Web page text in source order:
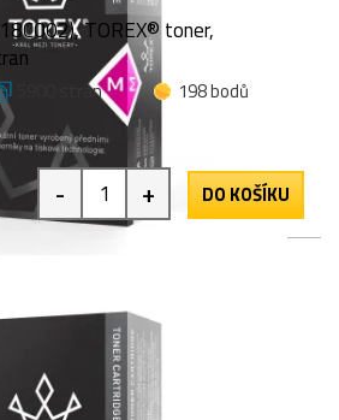
TOREX® toner,
5900 stran
198 bodů
- + DO KOŠÍKU